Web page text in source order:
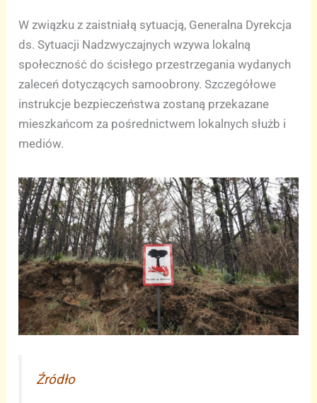
W związku z zaistniałą sytuacją, Generalna Dyrekcja
ds. Sytuacji Nadzwyczajnych wzywa lokalną
społeczność do ścisłego przestrzegania wydanych
zaleceń dotyczących samoobrony. Szczegółowe
instrukcje bezpieczeństwa zostaną przekazane
mieszkańcom za pośrednictwem lokalnych służb i
mediów.
Źródło